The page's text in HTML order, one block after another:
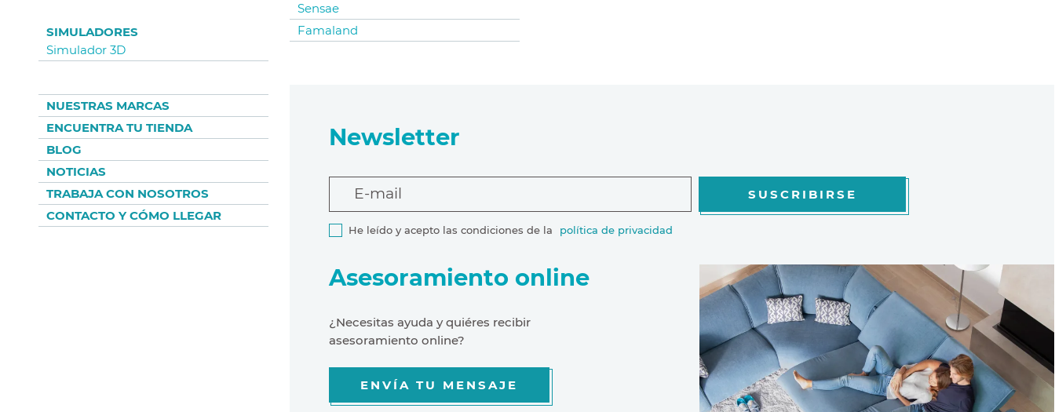
SIMULADORES
Simulador 3D
NUESTRAS MARCAS
ENCUENTRA TU TIENDA
BLOG
NOTICIAS
TRABAJA CON NOSOTROS
CONTACTO Y CÓMO LLEGAR
Sensae
Famaland
Newsletter
E-mail
He leído y acepto las condiciones de la política de privacidad
SUSCRIBIRSE
Asesoramiento online
¿Necesitas ayuda y quiéres recibir
asesoramiento online?
ENVÍA TU MENSAJE